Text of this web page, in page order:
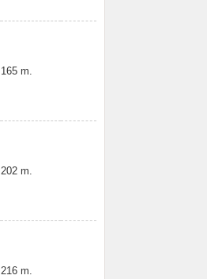
165 m.
202 m.
216 m.